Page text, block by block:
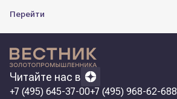
Перейти
Читайте нас в
+7 (495) 645-37-00+7 (495) 968-62-68